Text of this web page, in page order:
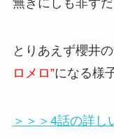
無きにしも非ず
とりあえず櫻井
ロメロ”になる様
＞＞＞4話の詳し